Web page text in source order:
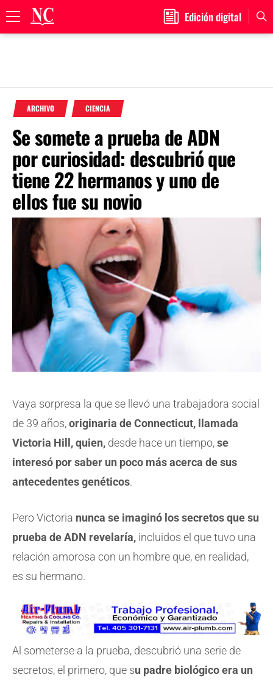
content
Edición digital
ARCHIVO CIENCIA
Se somete a prueba de ADN
por curiosidad: descubrió que
tiene 22 hermanos y uno de
ellos fue su novio
Vaya sorpresa la que se llevó una trabajadora social
de 39 años,originaria de Connecticut, llamada
Victoria Hill, quien, desde hace un tiempo,se
interesó por saber un poco más acerca de sus
antecedentes genéticos.
Pero Victoria nunca se imaginó los secretos que su
prueba de ADN revelaría, incluidos el que tuvo una
relación amorosa con un hombre que, en realidad,
es su hermano.
Al someterse a la prueba, descubrió una serie de
secretos, el primero, que su padre biológico era un